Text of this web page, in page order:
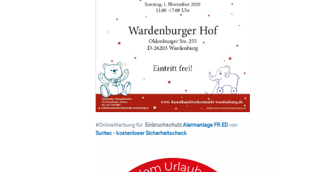
#OnlineWerbung für Einbruchschutz Alarmanlage FR.ED von
Suritec• kostenloser Sicherheitscheck